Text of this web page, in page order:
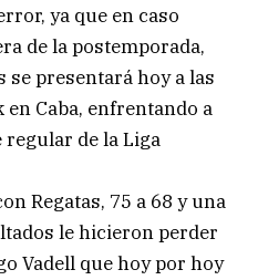
ya que en caso
de la postemporada,
se presentará hoy a las
en Caba, enfrentando a
regular de la Liga
Regatas, 75 a 68 y una
le hicieron perder
Vadell que hoy por hoy